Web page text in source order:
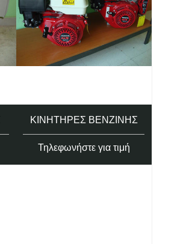
ΚΙΝΗΤΉΡΕΣ ΒΕΝΖΊΝΗΣ
Τηλεφωνήστε για τιμή